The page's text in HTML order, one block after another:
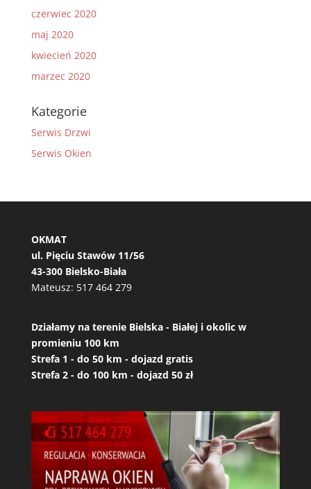
czerwiec 2020
maj 2020
kwiecień 2020
marzec 2020
Kategorie
Serwis Drzwi
Serwis Okien
OKMAT
ul. Pięciu Stawów 11/56
43-300 Bielsko-Biała
Mateusz: 517 464 279
Działamy na terenie Bielska - Białej i okolic w
promieniu 100 km
Strefa 1 - do 50 km - dojazd gratis
Strefa 2 - do 100 km - dojazd 50 zł